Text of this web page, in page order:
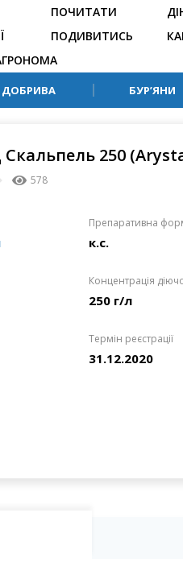
ПОЧИТАТИ
ПОДИВИТИСЬ
ДОБРИВА БУР’ЯНИ
250
578
Препаративна
к.с.
Концентрація
250 г/л
Термін реєстрації
31.12.2020